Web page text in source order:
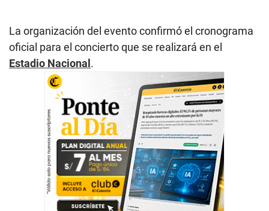
La organización del evento confirmó el cronograma
oficial para el concierto que se realizará en el
Estadio Nacional.